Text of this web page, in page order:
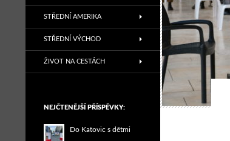
STŘEDNÍ AMERIKA
STŘEDNÍ VÝCHOD
ŽIVOT NA CESTÁCH
NEJČTENĚJŠÍ PŘÍSPĚVKY:
Do Katovic s dětmi